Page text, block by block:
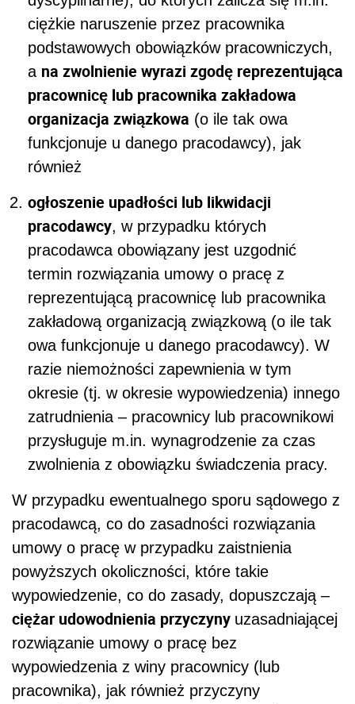
ciężkie naruszenie przez pracownika
podstawowych obowiązków pracowniczych,
a na zwolnienie wyrazi zgodę reprezentująca
pracownicę lub pracownika zakładowa
organizacja związkowa (o ile tak owa
funkcjonuje u danego pracodawcy), jak
również
ogłoszenie upadłości lub likwidacji
pracodawcy, w przypadku których
pracodawca obowiązany jest uzgodnić
termin rozwiązania umowy o pracę z
reprezentującą pracownicę lub pracownika
zakładową organizacją związkową (o ile tak
owa funkcjonuje u danego pracodawcy). W
razie niemożności zapewnienia w tym
okresie (tj. w okresie wypowiedzenia) innego
zatrudnienia – pracownicy lub pracownikowi
przysługuje m.in. wynagrodzenie za czas
zwolnienia z obowiązku świadczenia pracy.
W przypadku ewentualnego sporu sądowego z
pracodawcą, co do zasadności rozwiązania
umowy o pracę w przypadku zaistnienia
powyższych okoliczności, które takie
wypowiedzenie, co do zasady, dopuszczają –
ciężar udowodnienia przyczyny uzasadniającej
rozwiązanie umowy o pracę bez
wypowiedzenia z winy pracownicy (lub
pracownika), jak również przyczyny